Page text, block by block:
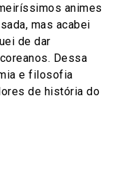
animes
mas acabei
de dar
Dessa
e filosofia
de história do